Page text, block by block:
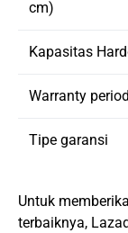
cm)
Kapasitas
Warranty period
Tipe garansi
Untuk
terbaiknya,